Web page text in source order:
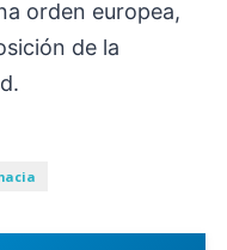
orden europea,
de la